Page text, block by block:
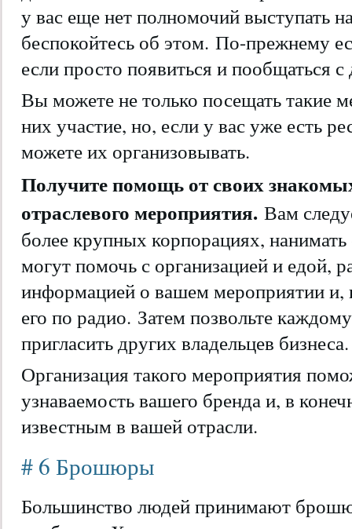
у вас еще нет полномочий выступать
беспокойтесь об этом. По-прежнему
если просто появиться и пообщаться
Вы можете не только посещать такие
них участие, но, если у вас уже есть
можете их организовывать.
Получите помощь от своих
отраслевого мероприятия. Вам
более крупных корпорациях,
могут помочь с организацией и едой,
информацией о вашем мероприятии и,
его по радио. Затем позвольте
пригласить других владельцев бизнеса.
Организация такого мероприятия
узнаваемость вашего бренда и, в
известным в вашей отрасли.
# 6 Брошюры
Большинство людей принимают